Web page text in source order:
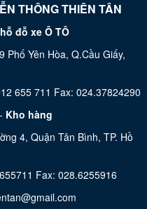
THÔNG THIÊN TÂN
đỗ xe Ô TÔ
Phố Yên Hòa, Q.Cầu Giấy,
655 711 Fax: 024.37824290
Kho hàng
4, Quận Tân Bình, TP. Hồ
Fax: 028.6255916